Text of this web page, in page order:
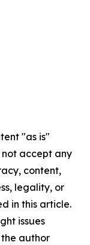
"as is"
accept any
content,
legality, or
in this article.
issues
author